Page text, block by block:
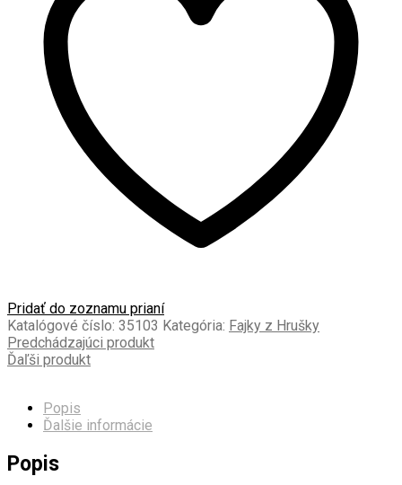
Pridať do zoznamu prianí
Katalógové číslo: 35103 Kategória: Fajky z Hrušky
Predchádzajúci produkt
Ďaľši produkt
Popis
Ďalšie informácie
Popis